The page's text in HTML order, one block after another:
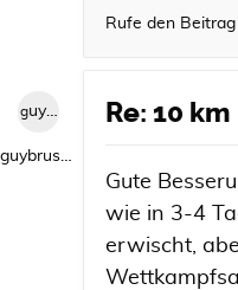
Rufe den
guybrush1992
guybrush1992
Re: 10
Gute
wie in 3-4
erwischt,